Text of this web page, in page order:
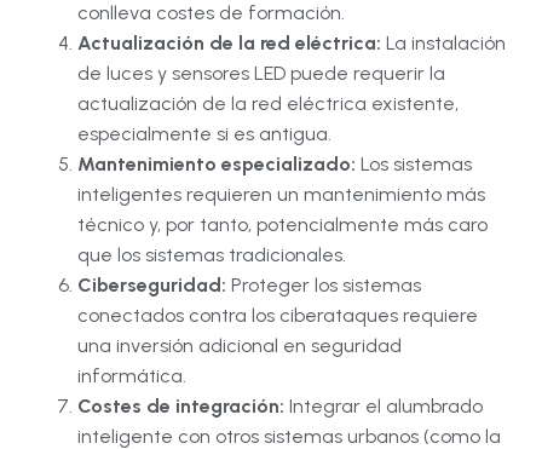
conlleva costes de formación.
Actualización de la red eléctrica: La instalación
de luces y sensores LED puede requerir la
actualización de la red eléctrica existente,
especialmente si es antigua.
Mantenimiento especializado: Los sistemas
inteligentes requieren un mantenimiento más
técnico y, por tanto, potencialmente más caro
que los sistemas tradicionales.
Ciberseguridad: Proteger los sistemas
conectados contra los ciberataques requiere
una inversión adicional en seguridad
informática.
Costes de integración: Integrar el alumbrado
inteligente con otros sistemas urbanos (como la